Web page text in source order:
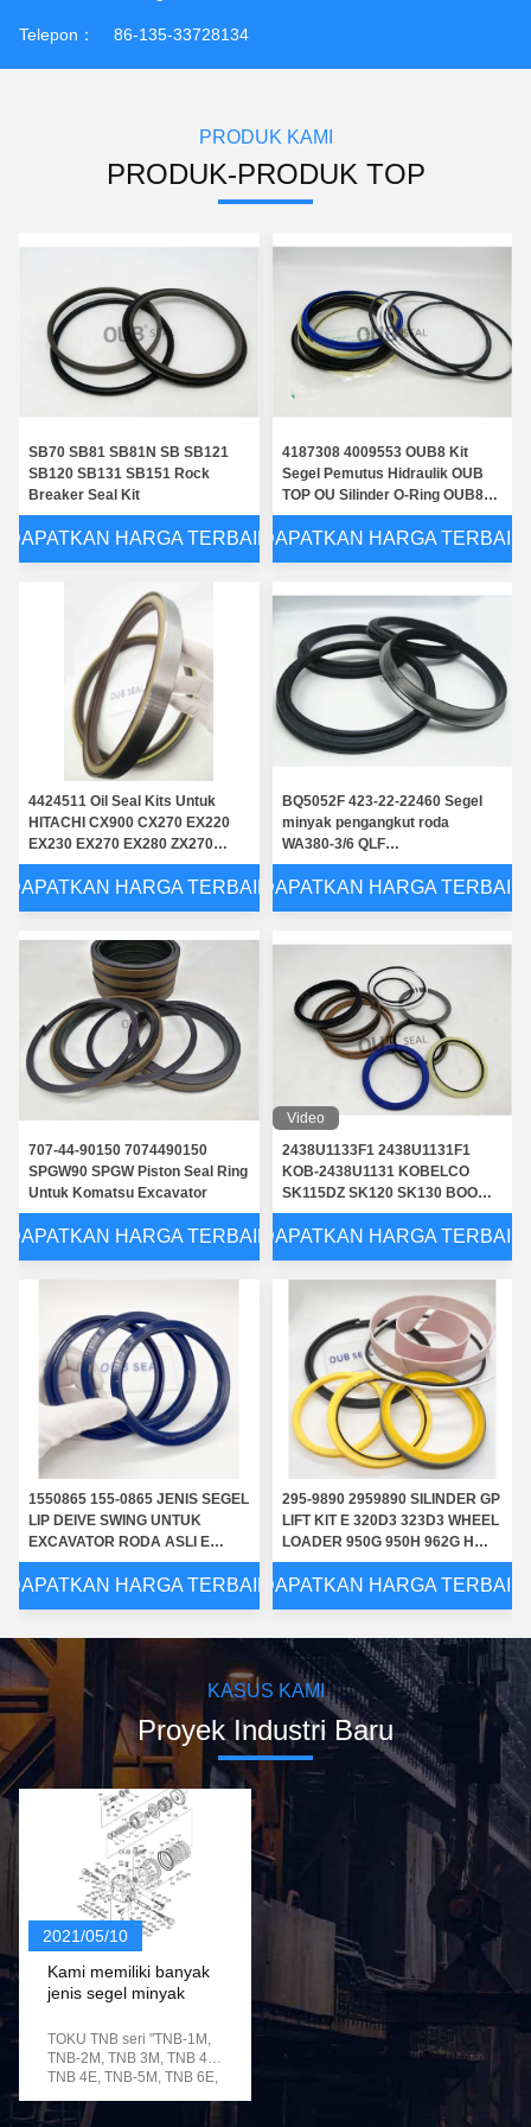
Telepon： 86-135-33728134
PRODUK KAMI
PRODUK-PRODUK TOP
SB70 SB81 SB81N SB SB121
SB120 SB131 SB151 Rock
Breaker Seal Kit
DAPATKAN HARGA TERBAIK
4187308 4009553 OUB8 Kit
Segel Pemutus Hidraulik OUB
TOP OU Silinder O-Ring OUB8A1
Untuk OKADA OUB8A2 4I-3569
DAPATKAN HARGA TERBAIK
4424511 Oil Seal Kits Untuk
HITACHI CX900 CX270 EX220
EX230 EX270 EX280 ZX270
ZX300W Swing Device
Transmission
DAPATKAN HARGA TERBAIK
BQ5052F 423-22-22460 Segel
minyak pengangkut roda
WA380-3/6 QLF
180*215*222*15/22
DAPATKAN HARGA TERBAIK
707-44-90150 7074490150
SPGW90 SPGW Piston Seal Ring
Untuk Komatsu Excavator
DAPATKAN HARGA TERBAIK
Video
2438U1133F1 2438U1131F1
KOB-2438U1131 KOBELCO
SK115DZ SK120 SK130 BOOM
Kits 2438U1133R100
2438U1133R200
DAPATKAN HARGA TERBAIK
1550865 155-0865 JENIS SEGEL
LIP DEIVE SWING UNTUK
EXCAVATOR RODA ASLI E
M318 M320 M322CD
DAPATKAN HARGA TERBAIK
295-9890 2959890 SILINDER GP
LIFT KIT E 320D3 323D3 WHEEL
LOADER 950G 950H 962G H
IT62G IT62H
DAPATKAN HARGA TERBAIK
KASUS KAMI
Proyek Industri Baru
2021/05/10
Kami memiliki banyak
jenis segel minyak
TOKU TNB seri "TNB-1M,
TNB-2M, TNB 3M, TNB 4B,
TNB 4E, TNB-5M, TNB 6E,
13A, TNB-14B, TNB-